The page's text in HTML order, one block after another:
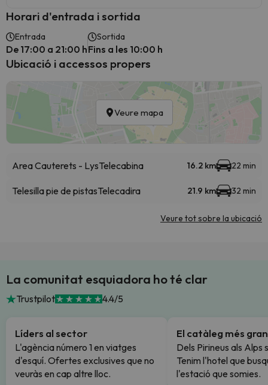
Horari d'entrada i sortida
Entrada
De 17:00 a 21:00 h
Sortida
Fins a les 10:00 h
Ubicació i accessos propers
Veure mapa
Area Cauterets - LysTelecabina 16.2 km 22 min
Telesilla pie de pistasTelecadira 21.9 km 32 min
Veure tot sobre la ubicació
La comunitat esquiadora ho té clar
Trustpilot 4.4/5
Líders al sector
L'agència número 1 en viatges
d'esquí. Ofertes exclusives que no
veuràs en cap altre lloc.
El catàleg més gran
Dels Pirineus als Alps
Tenim l'hotel que
l'estació que somies.